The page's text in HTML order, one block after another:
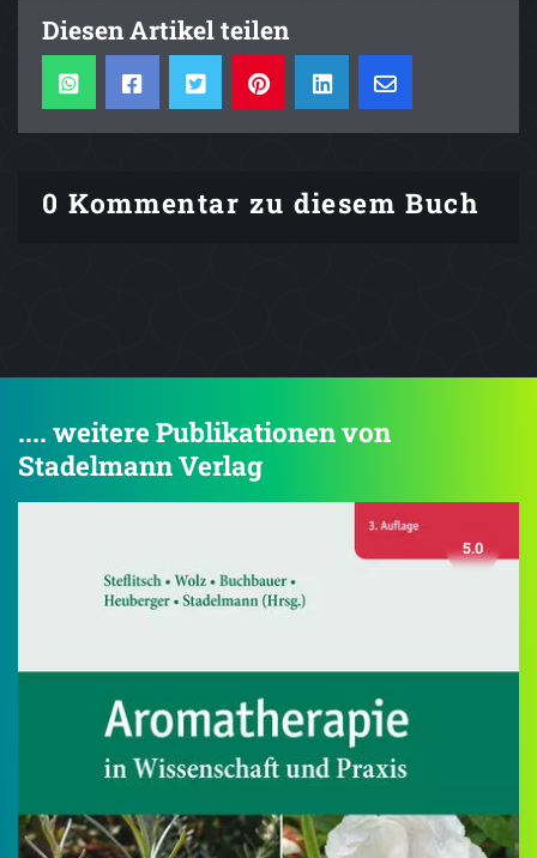
Diesen Artikel teilen
0 Kommentar zu diesem Buch
.... weitere Publikationen von
Stadelmann Verlag
5.0